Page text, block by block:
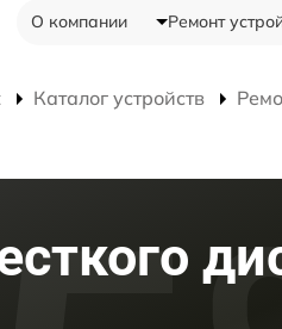
О компании Ремонт
Каталог устройств